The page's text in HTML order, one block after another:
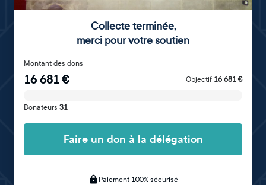
Collecte terminée,
merci pour votre soutien
Montant des dons
16 681€ Objectif 16 681 €
Donateurs 31
Faire un don à la délégation
Paiement 100% sécurisé